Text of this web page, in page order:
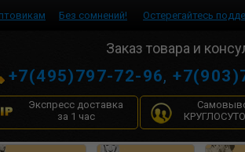
Без сомнений! Остерегайтесь
Заказ товара и
+7(495)797-72-96,
Экспресс доставка
за 1 час